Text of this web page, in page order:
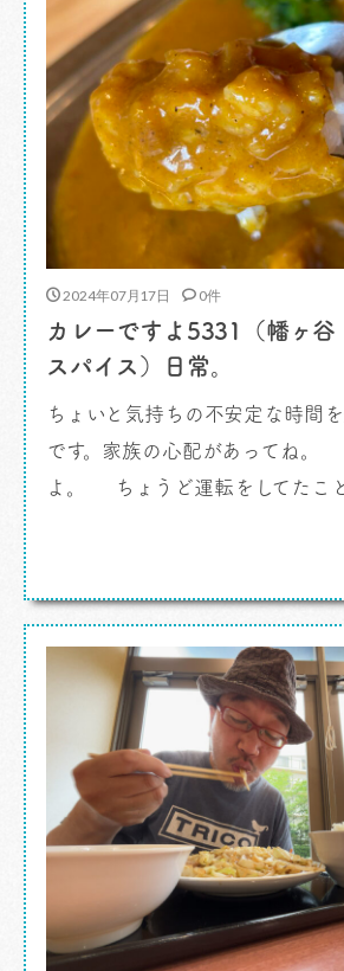
2024年07月17日 0件
カレーですよ5331（幡ヶ
スパイス）日常。
ちょいと気持ちの不安定な時間
です。家族の心配があってね。
よ。 ちょうど運転をしてたこ
同時にリラックスも必要だよね
な、甲州街道新宿あたり。もう
同じ、日常というものが支えに